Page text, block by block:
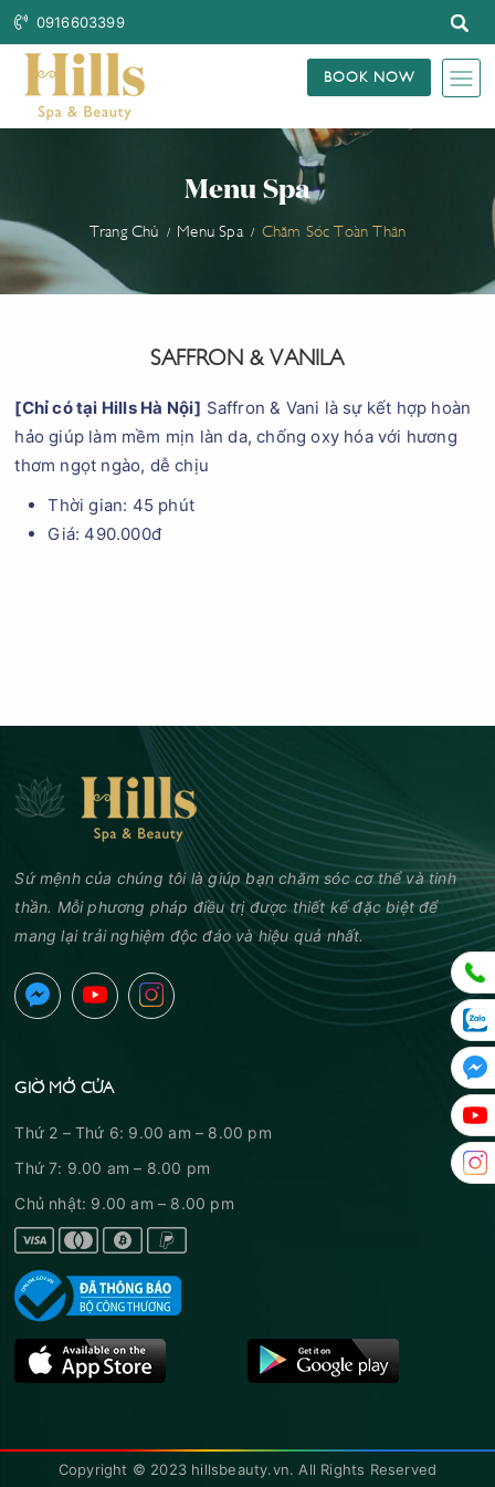
0916603399
BOOK NOW
Menu Spa
Trang Chủ Menu Spa Chăm Sóc Toàn Thân
SAFFRON & VANILA
[Chỉ có tại Hills Hà Nội] Saffron & Vani là sự kết hợp hoàn
hảo giúp làm mềm mịn làn da, chống oxy hóa với hương
thơm ngọt ngào, dễ chịu
Thời gian: 45 phút
Giá: 490.000đ
Sứ mệnh của chúng tôi là giúp bạn chăm sóc cơ thể và tinh
thần. Mỗi phương pháp điều trị được thiết kế đặc biệt để
mang lại trải nghiệm độc đáo và hiệu quả nhất.
GIỜ MỞ CỬA
Thứ 2 – Thứ 6: 9.00 am – 8.00 pm
Thứ 7: 9.00 am – 8.00 pm
Chủ nhật: 9.00 am – 8.00 pm
Copyright © 2023 hillsbeauty.vn. All Rights Reserved